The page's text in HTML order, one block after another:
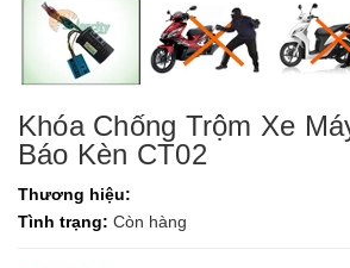
Khóa Chống Trộm Xe
Báo Kèn CT02
Thương hiệu:
Tình trạng: Còn hàng